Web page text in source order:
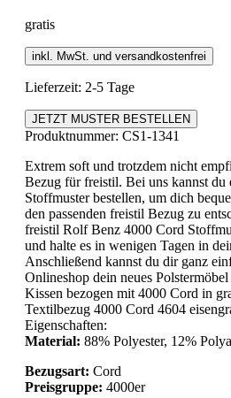
gratis
inkl. MwSt. und versandkostenfrei
Lieferzeit: 2-5 Tage
JETZT MUSTER BESTELLEN
Produktnummer: CS1-1341
Extrem soft und trotzdem nicht
Bezug für freistil. Bei uns kannst du
Stoffmuster bestellen, um dich
den passenden freistil Bezug zu
freistil Rolf Benz 4000 Cord
und halte es in wenigen Tagen in
Anschließend kannst du dir ganz
Onlineshop dein neues
Kissen bezogen mit 4000 Cord in
Textilbezug 4000 Cord 4604
Eigenschaften:
Material: 88% Polyester, 12%
Bezugsart: Cord
Preisgruppe: 4000er